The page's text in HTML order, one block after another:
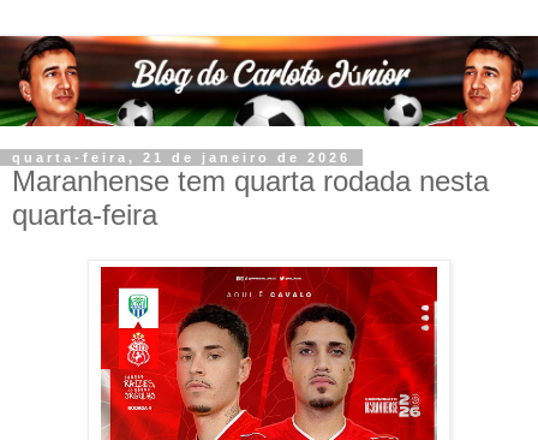
quarta-feira, 21 de janeiro de 2026
Maranhense tem quarta rodada nesta
quarta-feira